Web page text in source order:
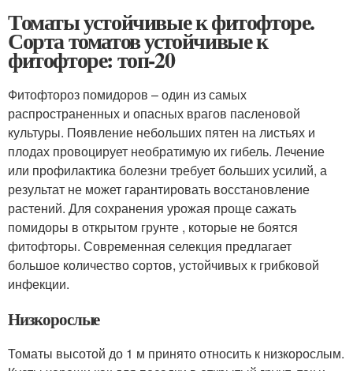
Томаты устойчивые к фитофторе.
Сорта томатов устойчивые к
фитофторе: топ-20
Фитофтороз помидоров – один из самых
распространенных и опасных врагов пасленовой
культуры. Появление небольших пятен на листьях и
плодах провоцирует необратимую их гибель. Лечение
или профилактика болезни требует больших усилий, а
результат не может гарантировать восстановление
растений. Для сохранения урожая проще сажать
помидоры в открытом грунте , которые не боятся
фитофторы. Современная селекция предлагает
большое количество сортов, устойчивых к грибковой
инфекции.
Низкорослые
Томаты высотой до 1 м принято относить к низкорослым.